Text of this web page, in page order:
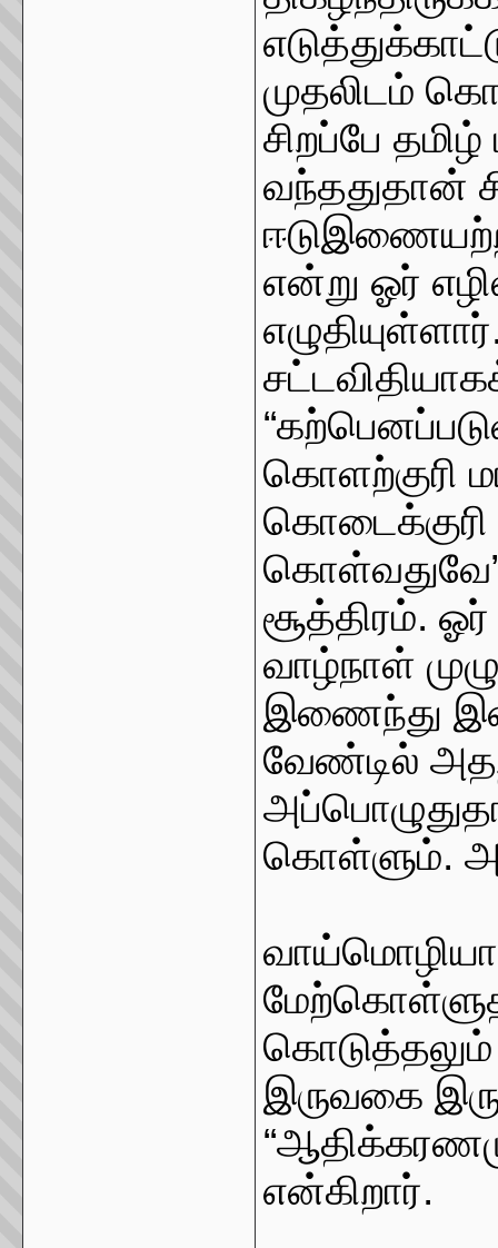
முதலிடம்
சிறப்பே
வந்ததுதான்
என்று ஓர்
கொளற்குரி
சூத்திரம்.
வாழ்நாள்
இணைந்து
வேண்டில்
கொள்ளும்.
இருவகை
என்கிறார்.